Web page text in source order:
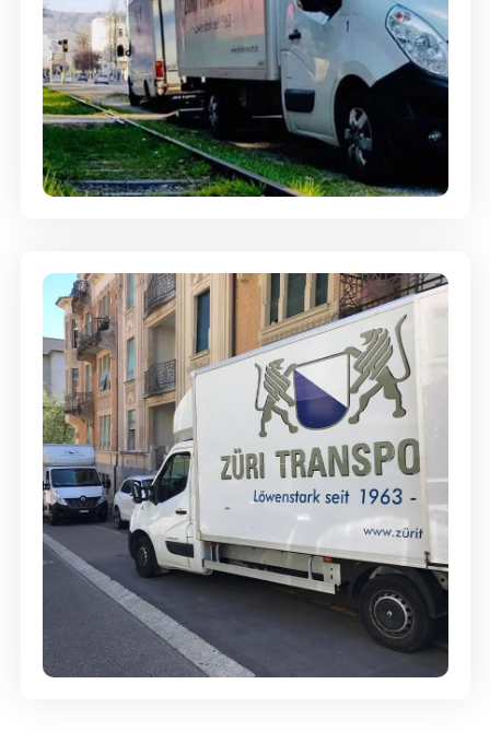
Ein- und Auspackservice
Günstige Umzüge - Hervorragender
Service